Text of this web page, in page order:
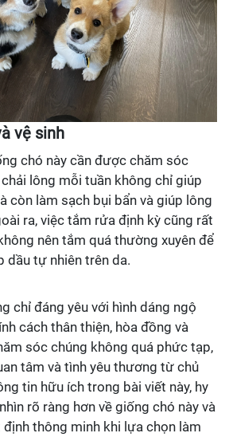
vệ sinh
chó này cần được chăm sóc
lông mỗi tuần không chỉ giúp
còn làm sạch bụi bẩn và giúp lông
ra, việc tắm rửa định kỳ cũng rất
nên tắm quá thường xuyên để
dầu tự nhiên trên da.
chỉ đáng yêu với hình dáng ngộ
cách thân thiện, hòa đồng và
sóc chúng không quá phức tạp,
tâm và tình yêu thương từ chủ
tin hữu ích trong bài viết này, hy
rõ ràng hơn về giống chó này và
thông minh khi lựa chọn làm